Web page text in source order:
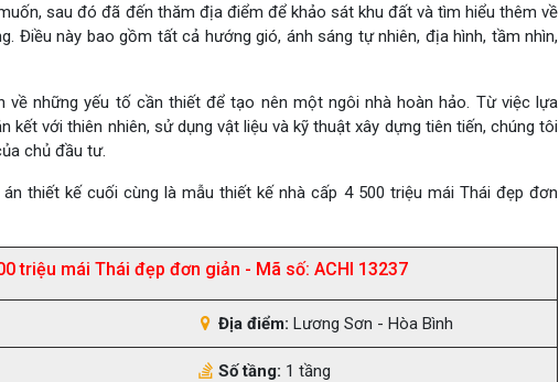
sau đó đã đến thăm địa điểm để khảo sát khu đất và tìm hiểu thêm về
Điều này bao gồm tất cả hướng gió, ánh sáng tự nhiên, địa hình, tầm nhìn,
những yếu tố cần thiết để tạo nên một ngôi nhà hoàn hảo. Từ việc lựa
kết với thiên nhiên, sử dụng vật liệu và kỹ thuật xây dựng tiên tiến, chúng tôi
chủ đầu tư.
thiết kế cuối cùng là mẫu thiết kế nhà cấp 4 500 triệu mái Thái đẹp đơn
triệu mái Thái đẹp đơn giản - Mã số: ACHI 13237
Địa điểm: Lương Sơn - Hòa Bình
Số tầng: 1 tầng